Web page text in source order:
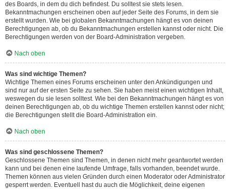
des Boards, in dem du dich befindest. Du solltest sie stets lesen.
Bekanntmachungen erscheinen oben auf jeder Seite des Forums, in dem sie
erstellt wurden. Wie bei globalen Bekanntmachungen hängt es von deinen
Berechtigungen ab, ob du Bekanntmachungen erstellen kannst oder nicht. Die
Berechtigungen werden von der Board-Administration vergeben.
Nach oben
Was sind wichtige Themen?
Wichtige Themen eines Forums erscheinen unter den Ankündigungen und
sind nur auf der ersten Seite zu sehen. Sie haben meist einen wichtigen Inhalt,
weswegen du sie lesen solltest. Wie bei den Bekanntmachungen hängt es von
deinen Berechtigungen ab, ob du wichtige Themen erstellen kannst oder nicht;
die Berechtigungen stellt die Board-Administration ein.
Nach oben
Was sind geschlossene Themen?
Geschlossene Themen sind Themen, in denen nicht mehr geantwortet werden
kann und bei denen eine laufende Umfrage, falls vorhanden, beendet wurde.
Themen können aus vielen Gründen durch einen Moderator oder Administrator
gesperrt werden. Eventuell hast du auch die Möglichkeit, deine eigenen